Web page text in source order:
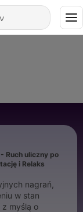
Ruch uliczny po
i Relaks
nagrań,
w stan
z myślą o